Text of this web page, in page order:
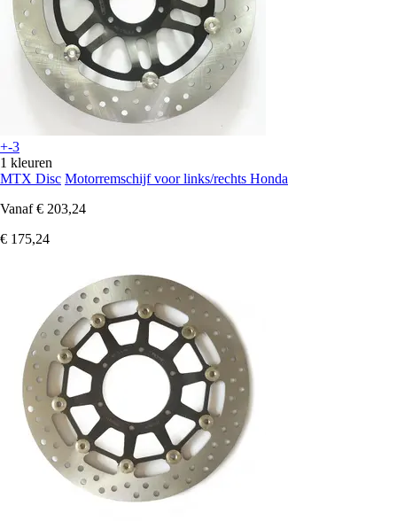
+-3
1 kleuren
MTX Disc Motorremschijf voor links/rechts Honda
Vanaf € 203,24
€ 175,24